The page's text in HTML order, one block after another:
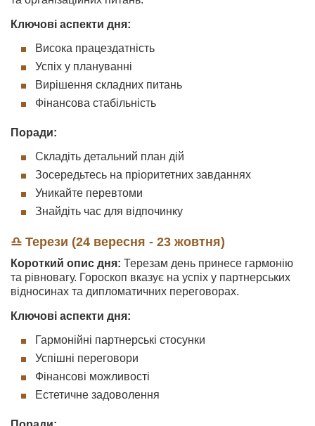
Ключові аспекти дня:
Висока працездатність
Успіх у плануванні
Вирішення складних питань
Фінансова стабільність
Поради:
Складіть детальний план дій
Зосередьтесь на пріоритетних завданнях
Уникайте перевтоми
Знайдіть час для відпочинку
♎ Терези (24 вересня - 23 жовтня)
Короткий опис дня: Терезам день принесе гармонію
та рівновагу. Гороскоп вказує на успіх у партнерських
відносинах та дипломатичних переговорах.
Ключові аспекти дня:
Гармонійні партнерські стосунки
Успішні переговори
Фінансові можливості
Естетичне задоволення